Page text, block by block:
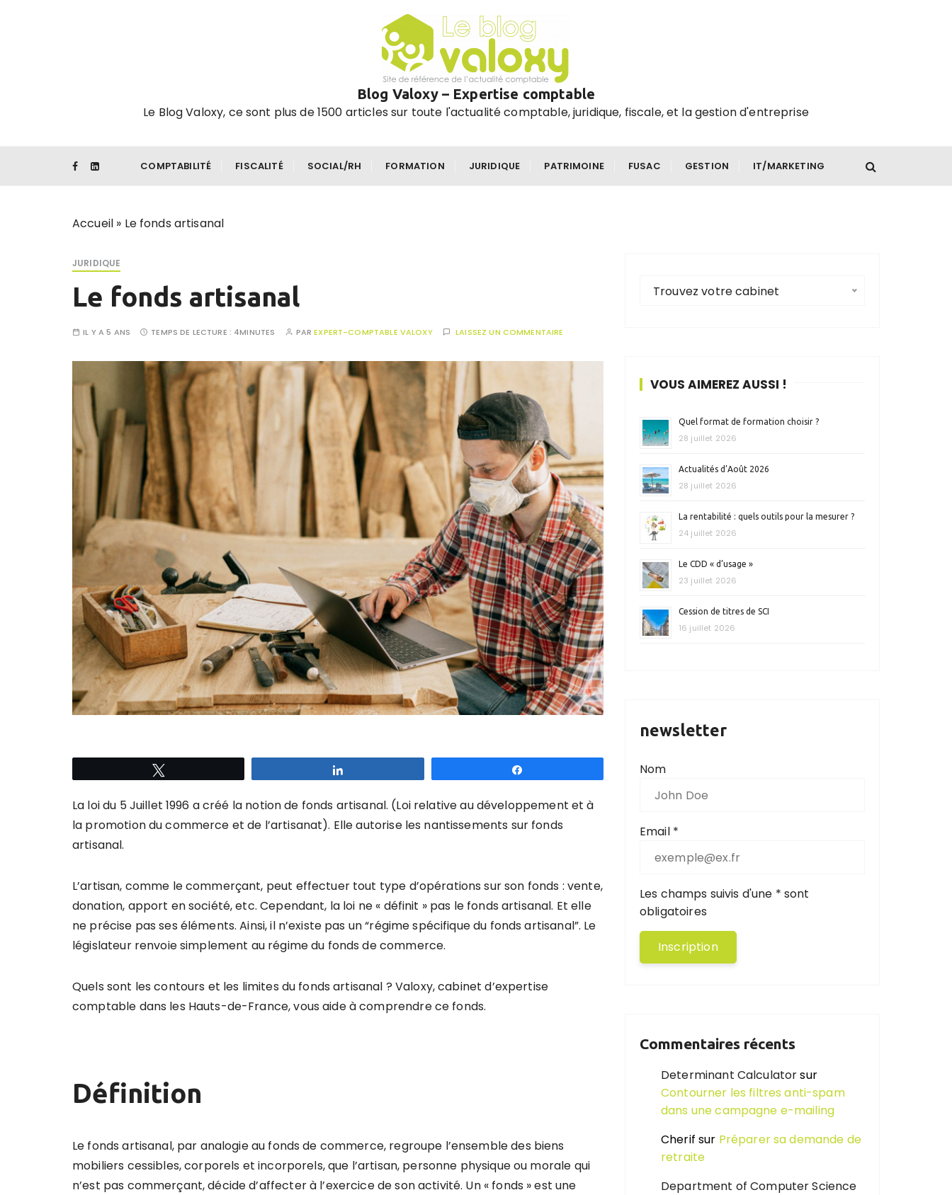
Blog Valoxy – Expertise comptable
Le Blog Valoxy, ce sont plus de 1500 articles sur toute l'actualité comptable, juridique, fiscale, et la gestion d'entreprise
COMPTABILITÉ FISCALITÉ SOCIAL/RH FORMATION JURIDIQUE PATRIMOINE FUSAC GESTION IT/MARKETING
Accueil » Le fonds artisanal
JURIDIQUE
Le fonds artisanal
IL Y A 5 ANS TEMPS DE LECTURE : 4MINUTES PAREXPERT-COMPTABLE VALOXY LAISSEZ UN COMMENTAIRE
La loi du 5 Juillet 1996 a créé la notion de fonds artisanal. (Loi relative au développement et à
la promotion du commerce et de l’artisanat). Elle autorise les nantissements sur fonds
artisanal.
L’artisan, comme le commerçant, peut effectuer tout type d’opérations sur son fonds : vente,
donation, apport en société, etc. Cependant, la loi ne « définit » pas le fonds artisanal. Et elle
ne précise pas ses éléments. Ainsi, il n’existe pas un “régime spécifique du fonds artisanal”. Le
législateur renvoie simplement au régime du fonds de commerce.
Quels sont les contours et les limites du fonds artisanal ? Valoxy, cabinet d’expertise
comptable dans les Hauts-de-France, vous aide à comprendre ce fonds.
Définition
Le fonds artisanal, par analogie au fonds de commerce, regroupe l’ensemble des biens
mobiliers cessibles, corporels et incorporels, que l’artisan, personne physique ou morale qui
n’est pas commerçant, décide d’affecter à l’exercice de son activité. Un « fonds » est une
Trouvez votre cabinet
VOUS AIMEREZ AUSSI !
Quel format de formation choisir ?
28 juillet 2026
Actualités d’Août 2026
28 juillet 2026
La rentabilité : quels outils pour la mesurer ?
24 juillet 2026
Le CDD « d’usage »
23 juillet 2026
Cession de titres de SCI
16 juillet 2026
newsletter
Nom
Email *
Les champs suivis d'une * sont
obligatoires
Commentaires récents
Determinant Calculatorsur
Contourner les filtres anti-spam
dans une campagne e-mailing
Cherif sur Préparer sa demande de
retraite
Department of Computer Science